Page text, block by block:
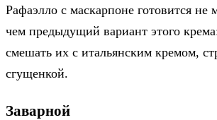
Рафаэлло с маскарпоне готовится не
чем предыдущий вариант этого
смешать их с итальянским кремом,
сгущенкой.
Заварной